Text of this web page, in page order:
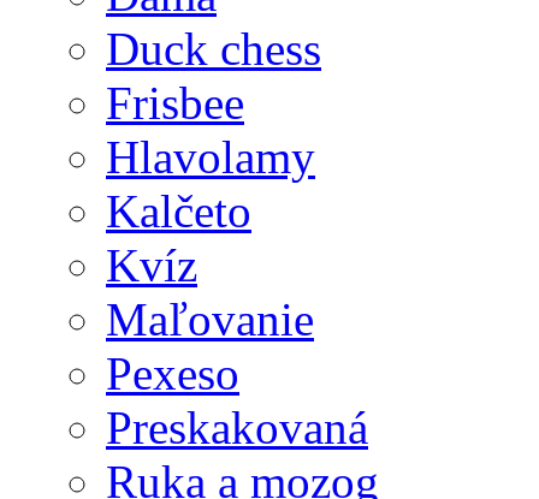
Duck chess
Frisbee
Hlavolamy
Kalčeto
Kvíz
Maľovanie
Pexeso
Preskakovaná
Ruka a mozog